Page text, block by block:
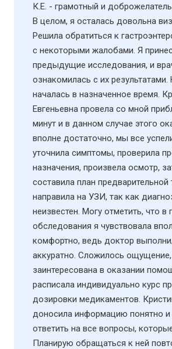
К.Е. - грамотный и
В целом, я осталась довольна
Решила обратиться к
с некоторыми жалобами. Я
предыдущие исследования, и
ознакомилась с их
началась в назначенное время.
Евгеньевна провела со мной
минут и в данном случае этого
вполне достаточно, мы все
уточнила симптомы, проверила
назначения, произвела осмотр,
составила план предварительной
направила на УЗИ​, так как
неизвестен. Могу отметить, что в
обследования я чувствовала
комфортно, ведь доктор
аккуратно. Сложилось
заинтересована в оказании
расписала индивидуально курс
дозировки медикаментов.
доносила информацию понятно и
ответить на все вопросы,
Планирую обращаться к ней